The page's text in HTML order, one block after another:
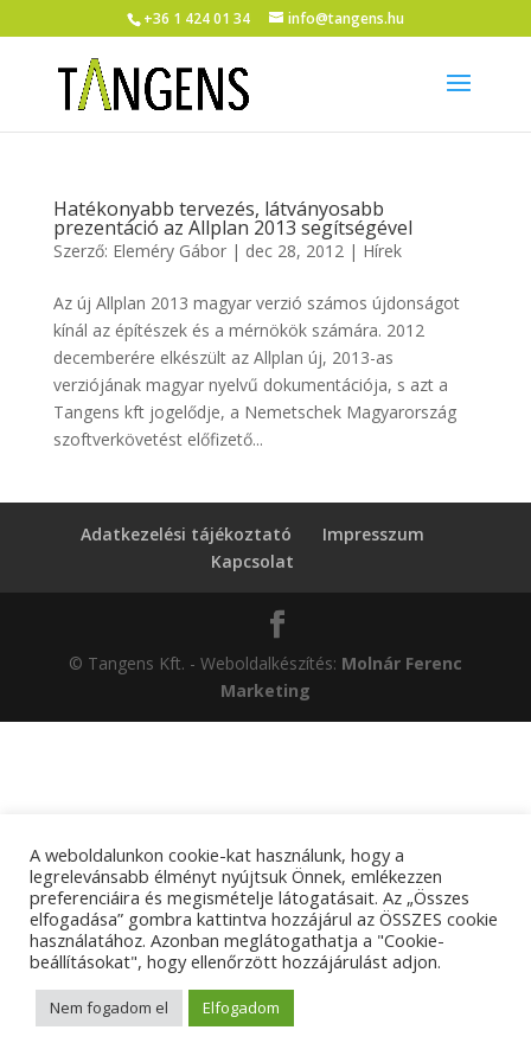
+36 1 424 01 34 info@tangens.hu
Hatékonyabb tervezés, látványosabb
prezentáció az Allplan 2013 segítségével
Szerző: Eleméry Gábor| dec 28, 2012| Hírek
Az új Allplan 2013 magyar verzió számos újdonságot
kínál az építészek és a mérnökök számára. 2012
decemberére elkészült az Allplan új, 2013-as
verziójának magyar nyelvű dokumentációja, s azt a
Tangens kft jogelődje, a Nemetschek Magyarország
szoftverkövetést előfizető...
Adatkezelési tájékoztató
Impresszum
Kapcsolat
© Tangens Kft. - Weboldalkészítés: Molnár Ferenc
Marketing
A weboldalunkon cookie-kat használunk, hogy a
legrelevánsabb élményt nyújtsuk Önnek, emlékezzen
preferenciáira és megismételje látogatásait. Az „Összes
elfogadása” gombra kattintva hozzájárul az ÖSSZES cookie
használatához. Azonban meglátogathatja a "Cookie-
beállításokat", hogy ellenőrzött hozzájárulást adjon.
Nem fogadom el Elfogadom